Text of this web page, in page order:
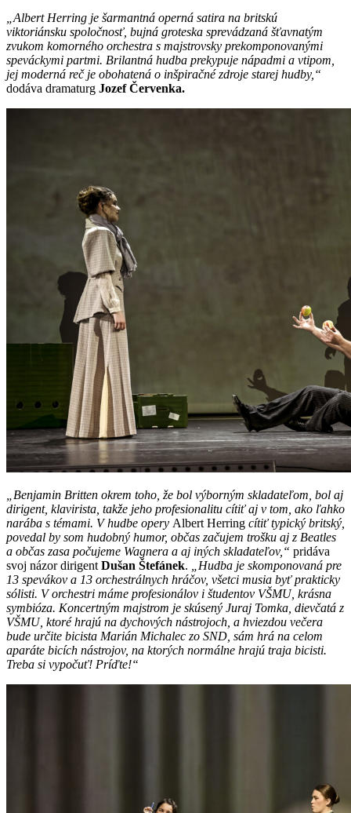
„Albert Herring je šarmantná operná satira na britskú
viktoriánsku spoločnosť, bujná groteska sprevádzaná šťavnatým
zvukom komorného orchestra s majstrovsky prekomponovanými
speváckymi partmi. Brilantná hudba prekypuje nápadmi a vtipom,
jej moderná reč je obohatená o inšpiračné zdroje starej hudby,“
dodáva dramaturg Jozef Červenka.
„Benjamin Britten okrem toho, že bol výborným skladateľom, bol aj
dirigent, klavirista, takže jeho profesionalitu cítiť aj v tom, ako ľahko
narába s témami. V hudbe opery Albert Herring cítiť typický britský,
povedal by som hudobný humor, občas začujem trošku aj z Beatles
a občas zasa počujeme Wagnera a aj iných skladateľov,“ pridáva
svoj názor dirigent Dušan Štefánek.
„Hudba je skomponovaná pre
13 spevákov a 13 orchestrálnych hráčov, všetci musia byť prakticky
sólisti. V orchestri máme profesionálov i študentov VŠMU, krásna
symbióza. Koncertným majstrom je skúsený Juraj Tomka, dievčatá z
VŠMU, ktoré hrajú na dychových nástrojoch, a hviezdou večera
bude určite bicista Marián Michalec zo SND, sám hrá na celom
aparáte bicích nástrojov, na ktorých normálne hrajú traja bicisti.
Treba si vypočuť! Príďte!“